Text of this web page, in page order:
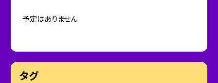
予定はありません
タグ